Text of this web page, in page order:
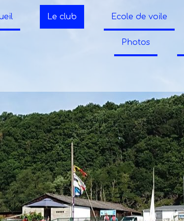
Le club Ecole de voile
Photos